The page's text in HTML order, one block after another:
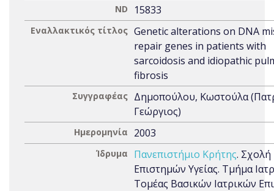
ND 15833
Εναλλακτικός τίτλος Genetic alterations on DNA
repair genes in patients with
sarcoidosis and idiopathic
fibrosis
Συγγραφέας Δημοπούλου, Κωστούλα
Γεώργιος)
Ημερομηνία 2003
Ίδρυμα Πανεπιστήμιο Κρήτης. Σχολή
Επιστημών Υγείας. Τμήμα
Τομέας Βασικών Ιατρικών